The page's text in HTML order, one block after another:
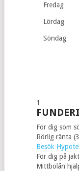
Fredag
Lördag
Söndag
1
För dig som
Rörlig ränta
Besök
För dig på
Mittbolån